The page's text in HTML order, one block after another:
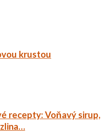
krustou
recepty: Voňavý sirup,